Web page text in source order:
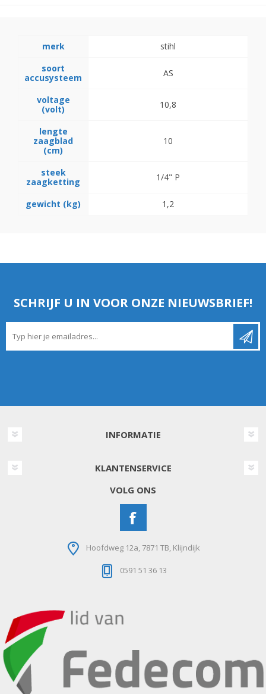
merk
stihl
soort
accusysteem
AS
voltage
(volt)
10,8
lengte
zaagblad
(cm)
10
steek
zaagketting
1/4" P
gewicht (kg) 1,2
SCHRIJF U IN VOOR ONZE NIEUWSBRIEF!
INFORMATIE
KLANTENSERVICE
VOLG ONS
Hoofdweg 12a, 7871 TB, Klijndijk
0591 51 36 13